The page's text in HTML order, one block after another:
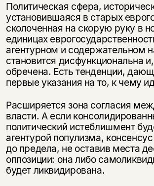
Политическая сфера,
установившаяся в старых
сколоченная на скорую руку в
единицах
агентурном и содержательном
становится дисфункциональна
обречена. Есть тенденции,
первые указания на то, к чему
Расширяется зона согласия
власти. А если
политический истеблишмент
агентурой популизма,
до предела, не оставив места
оппозиции: она либо
будет ликвидирована.